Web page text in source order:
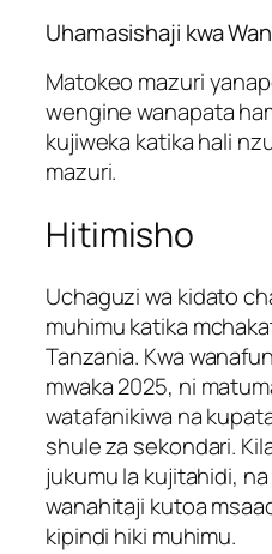
Uhamasishaji kwa
Matokeo mazuri
wengine wanapata
kujiweka katika hali
mazuri.
Hitimisho
Uchaguzi wa kidato
muhimu katika
Tanzania. Kwa
mwaka 2025, ni
watafanikiwa na
shule za sekondari.
jukumu la kujitahidi,
wanahitaji kutoa
kipindi hiki muhimu.